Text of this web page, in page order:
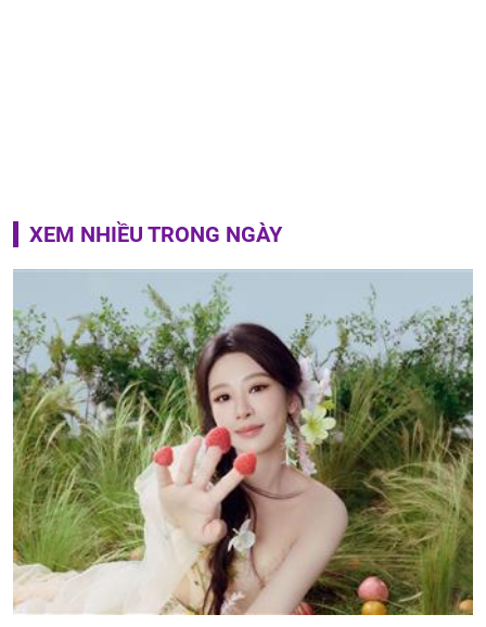
XEM NHIỀU TRONG NGÀY